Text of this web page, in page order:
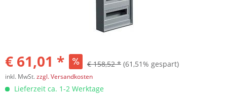
€ 61,01 * € 158,52 * (61,51% gespart)
inkl. MwSt.zzgl. Versandkosten
Lieferzeit ca. 1-2 Werktage